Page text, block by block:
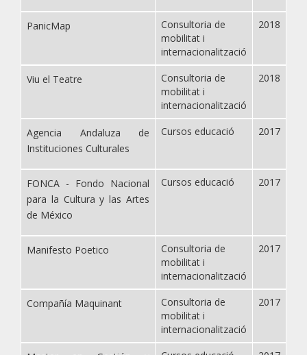
PanicMap
Consultoria de
mobilitat i
internacionalització
2018
Viu el Teatre
Consultoria de
mobilitat i
internacionalització
2018
Agencia Andaluza de
Instituciones Culturales
Cursos educació 2017
FONCA - Fondo Nacional
para la Cultura y las Artes
de México
Cursos educació 2017
Manifesto Poetico
Consultoria de
mobilitat i
internacionalització
2017
Compañía Maquinant
Consultoria de
mobilitat i
internacionalització
2017